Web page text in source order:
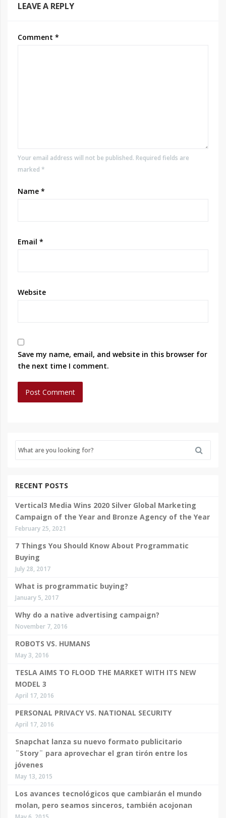
LEAVE A REPLY
Comment *
Your email address will not be published. Required fields are
marked *
Name *
Email *
Website
Save my name, email, and website in this browser for
the next time I comment.
RECENT POSTS
Vertical3 Media Wins 2020 Silver Global Marketing
Campaign of the Year and Bronze Agency of the Year
February 25, 2021
7 Things You Should Know About Programmatic
Buying
July 28, 2017
What is programmatic buying?
January 5, 2017
Why do a native advertising campaign?
November 7, 2016
ROBOTS VS. HUMANS
May 3, 2016
TESLA AIMS TO FLOOD THE MARKET WITH ITS NEW
MODEL 3
April 17, 2016
PERSONAL PRIVACY VS. NATIONAL SECURITY
April 17, 2016
Snapchat lanza su nuevo formato publicitario
¨Story¨ para aprovechar el gran tirón entre los
jóvenes
May 13, 2015
Los avances tecnológicos que cambiarán el mundo
molan, pero seamos sinceros, también acojonan